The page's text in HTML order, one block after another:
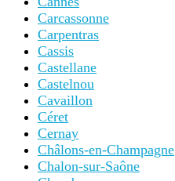
Carcassonne
Carpentras
Cassis
Castellane
Castelnou
Cavaillon
Céret
Cernay
Châlons-en-Champagne
Chalon-sur-Saône